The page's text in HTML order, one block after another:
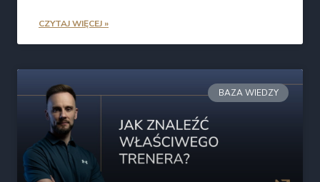
CZYTAJ WIĘCEJ »
BAZA WIEDZY